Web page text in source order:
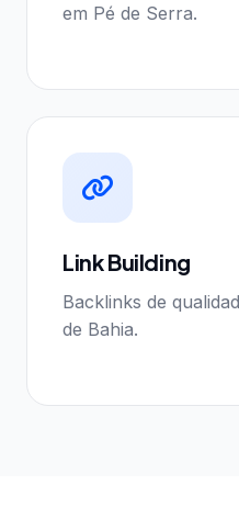
em Pé de Serra.
Link Building
Backlinks de
de Bahia.